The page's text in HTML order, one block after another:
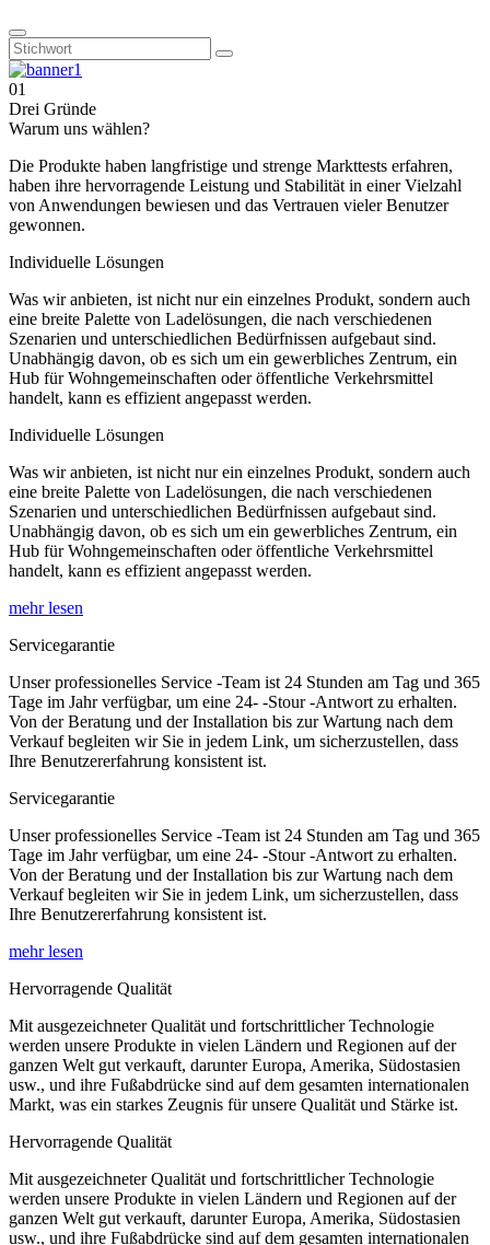
01
Drei Gründe
Warum uns wählen?
Die Produkte haben langfristige und strenge Markttests erfahren,
haben ihre hervorragende Leistung und Stabilität in einer Vielzahl
von Anwendungen bewiesen und das Vertrauen vieler Benutzer
gewonnen.
Individuelle Lösungen
Was wir anbieten, ist nicht nur ein einzelnes Produkt, sondern auch
eine breite Palette von Ladelösungen, die nach verschiedenen
Szenarien und unterschiedlichen Bedürfnissen aufgebaut sind.
Unabhängig davon, ob es sich um ein gewerbliches Zentrum, ein
Hub für Wohngemeinschaften oder öffentliche Verkehrsmittel
handelt, kann es effizient angepasst werden.
Individuelle Lösungen
Was wir anbieten, ist nicht nur ein einzelnes Produkt, sondern auch
eine breite Palette von Ladelösungen, die nach verschiedenen
Szenarien und unterschiedlichen Bedürfnissen aufgebaut sind.
Unabhängig davon, ob es sich um ein gewerbliches Zentrum, ein
Hub für Wohngemeinschaften oder öffentliche Verkehrsmittel
handelt, kann es effizient angepasst werden.
mehr lesen
Servicegarantie
Unser professionelles Service -Team ist 24 Stunden am Tag und 365
Tage im Jahr verfügbar, um eine 24- -Stour -Antwort zu erhalten.
Von der Beratung und der Installation bis zur Wartung nach dem
Verkauf begleiten wir Sie in jedem Link, um sicherzustellen, dass
Ihre Benutzererfahrung konsistent ist.
Servicegarantie
Unser professionelles Service -Team ist 24 Stunden am Tag und 365
Tage im Jahr verfügbar, um eine 24- -Stour -Antwort zu erhalten.
Von der Beratung und der Installation bis zur Wartung nach dem
Verkauf begleiten wir Sie in jedem Link, um sicherzustellen, dass
Ihre Benutzererfahrung konsistent ist.
mehr lesen
Hervorragende Qualität
Mit ausgezeichneter Qualität und fortschrittlicher Technologie
werden unsere Produkte in vielen Ländern und Regionen auf der
ganzen Welt gut verkauft, darunter Europa, Amerika, Südostasien
usw., und ihre Fußabdrücke sind auf dem gesamten internationalen
Markt, was ein starkes Zeugnis für unsere Qualität und Stärke ist.
Hervorragende Qualität
Mit ausgezeichneter Qualität und fortschrittlicher Technologie
werden unsere Produkte in vielen Ländern und Regionen auf der
ganzen Welt gut verkauft, darunter Europa, Amerika, Südostasien
usw., und ihre Fußabdrücke sind auf dem gesamten internationalen